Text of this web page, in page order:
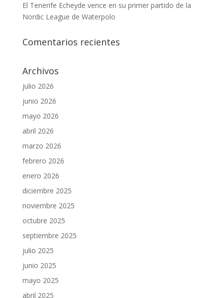
El Tenerife Echeyde vence en su primer partido de la
Nordic League de Waterpolo
Comentarios recientes
Archivos
julio 2026
junio 2026
mayo 2026
abril 2026
marzo 2026
febrero 2026
enero 2026
diciembre 2025
noviembre 2025
octubre 2025
septiembre 2025
julio 2025
junio 2025
mayo 2025
abril 2025